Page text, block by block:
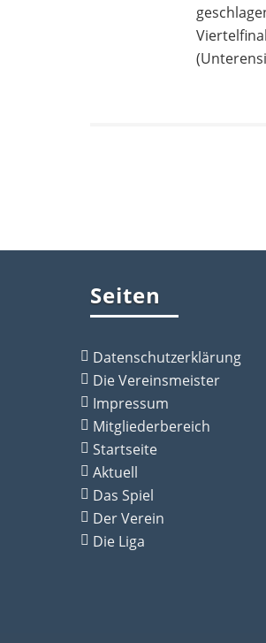
Seiten
Datenschutzerklärung
Die Vereinsmeister
Impressum
Mitgliederbereich
Startseite
Aktuell
Das Spiel
Der Verein
Die Liga